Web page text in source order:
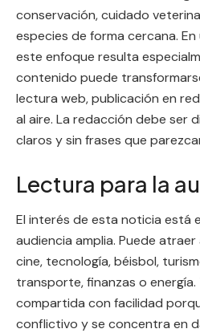
conservación, cuidado
especies de forma cercana.
este enfoque resulta
contenido puede
lectura web, publicación en
al aire. La redacción debe ser
claros y sin frases que
Lectura para la
El interés de esta noticia está
audiencia amplia. Puede
cine, tecnología, béisbol,
transporte, finanzas o
compartida con facilidad
conflictivo y se concentra en